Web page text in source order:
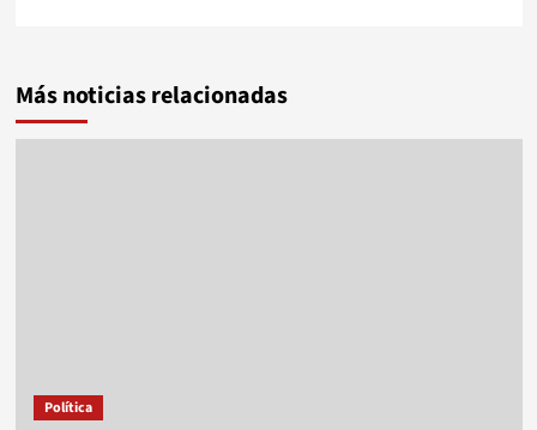
Más noticias relacionadas
Política